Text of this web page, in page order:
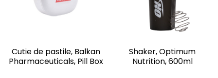
Cutie de pastile, Balkan
Pharmaceuticals, Pill Box
Shaker, Optimum
Nutrition, 600ml